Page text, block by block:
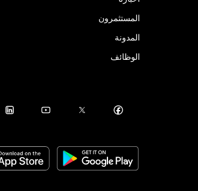
المستثمرون
المدونة
الوظائف